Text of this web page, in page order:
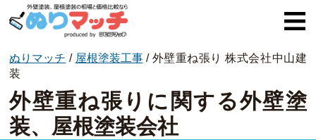
ぬりマッチとは
オススメ企業
費用と相場
ぬりマッチ / 屋根塗装工事/ 外壁重ね張り 株式会社中山建
装
外壁重ね張りに関する外壁塗
装、屋根塗装会社